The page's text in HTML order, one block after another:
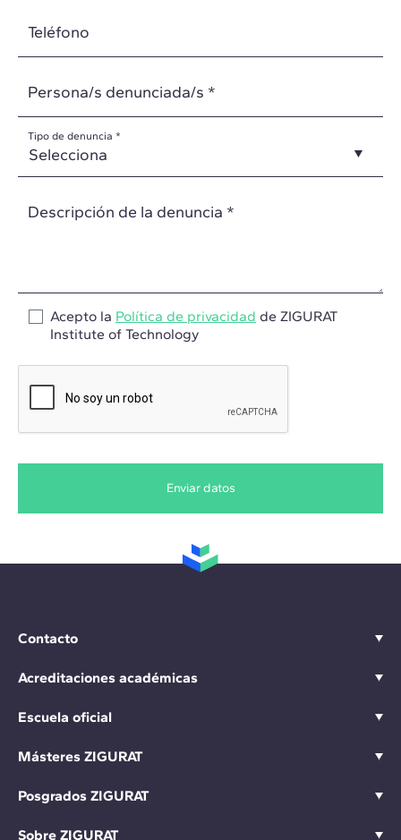
Teléfono
Persona/s denunciada/s *
Tipo de denuncia *
Descripción de la denuncia *
Acepto la Política de privacidad de ZIGURAT
Institute of Technology
Enviar datos
Contacto
Acreditaciones académicas
Escuela oficial
Másteres ZIGURAT
Posgrados ZIGURAT
Sobre ZIGURAT